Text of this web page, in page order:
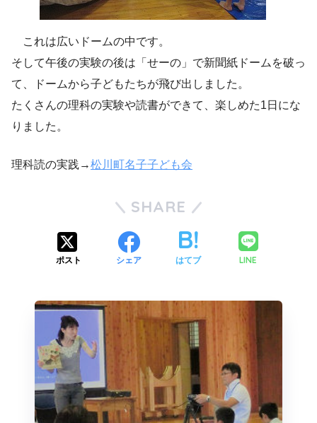
これは広いドームの中です。
そして午後の実験の後は「せーの」で新聞紙ドームを破っ
て、ドームから子どもたちが飛び出しました。
たくさんの理科の実験や読書ができて、楽しめた1日にな
りました。
理科読の実践→松川町名子子ども会
SHARE
ポスト シェア はてブ LINE